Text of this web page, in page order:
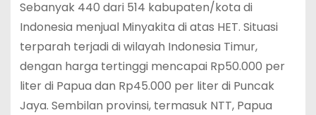
Sebanyak 440 dari 514 kabupaten/kota di
Indonesia menjual Minyakita di atas HET. Situasi
terparah terjadi di wilayah Indonesia Timur,
dengan harga tertinggi mencapai Rp50.000 per
liter di Papua dan Rp45.000 per liter di Puncak
Jaya. Sembilan provinsi, termasuk NTT, Papua